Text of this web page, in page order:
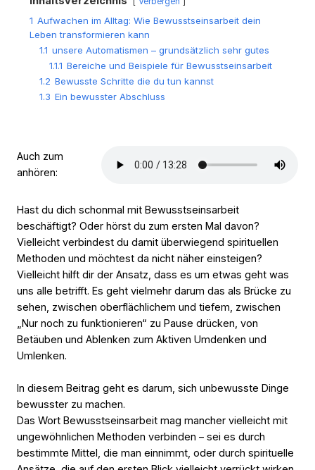
1 Aufwachen im Alltag: Wie Bewusstseinsarbeit dein
Leben transformieren kann
1.1 unsere Automatismen – grundsätzlich sehr gutes
1.1.1 Bereiche und Beispiele für Bewusstseinsarbeit
1.2 Bewusste Schritte die du tun kannst
1.3 Ein bewusster Abschluss
Auch zum
anhören:
Hast du dich schonmal mit Bewusstseinsarbeit
beschäftigt? Oder hörst du zum ersten Mal davon?
Vielleicht verbindest du damit überwiegend spirituellen
Methoden und möchtest da nicht näher einsteigen?
Vielleicht hilft dir der Ansatz, dass es um etwas geht was
uns alle betrifft. Es geht vielmehr darum das als Brücke zu
sehen, zwischen oberflächlichem und tiefem, zwischen
„Nur noch zu funktionieren“ zu Pause drücken, von
Betäuben und Ablenken zum Aktiven Umdenken und
Umlenken.
In diesem Beitrag geht es darum, sich unbewusste Dinge
bewusster zu machen.
Das Wort Bewusstseinsarbeit mag mancher vielleicht mit
ungewöhnlichen Methoden verbinden – sei es durch
bestimmte Mittel, die man einnimmt, oder durch spirituelle